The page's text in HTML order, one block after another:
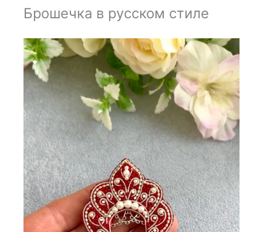
Брошечка в русском стиле